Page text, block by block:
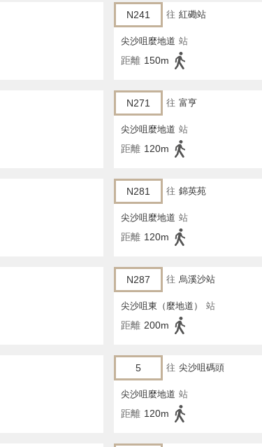
N241 往 紅磡站
尖沙咀麼地道 站
距離 150m
N271 往 富亨
尖沙咀麼地道 站
距離 120m
N281 往 錦英苑
尖沙咀麼地道 站
距離 120m
N287 往 烏溪沙站
尖沙咀東（麼地道） 站
距離 200m
5 往 尖沙咀碼頭
尖沙咀麼地道 站
距離 120m